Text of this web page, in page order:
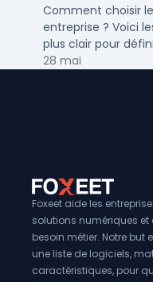
Comment choisir
entreprise ? Voici
plus clair pour
28 mai
Foxeet aide les
solutions numériques
besoin métier. Notre but
une liste de logiciels,
caractéristiques, pour